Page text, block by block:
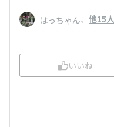
はっちゃん、 他15人
いいね